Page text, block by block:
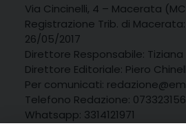
Via Cincinelli, 4 – Macerata
Registrazione Trib. di Macerata:
26/05/2017
Direttore Responsabile: Tiziana
Direttore Editoriale: Piero
Per comunicati:
Telefono Redazione:
Whatsapp: 3314121971